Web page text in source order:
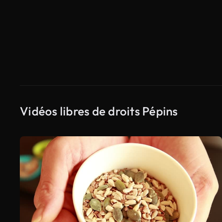
Vidéos libres de droits Pépins